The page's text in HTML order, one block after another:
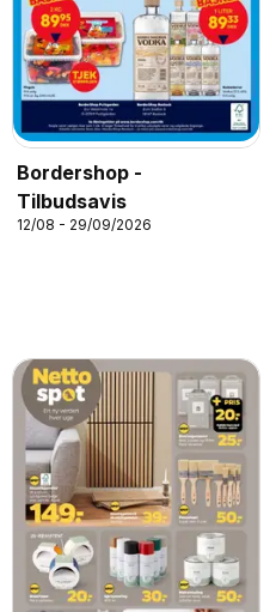
Bordershop -
Tilbudsavis
12/08 - 29/09/2026